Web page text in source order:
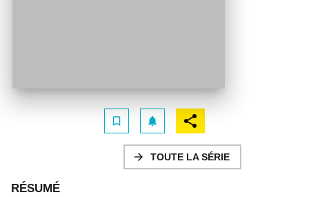
bookmark_border notifications
arrow_forward TOUTE LA SÉRIE
RÉSUMÉ